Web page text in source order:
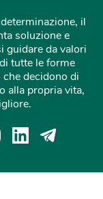
il
soluzione e
guidare da valori
tutte le forme
decidono di
alla propria vita,